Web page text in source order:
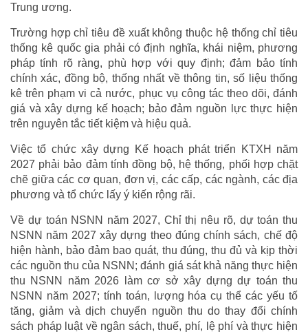
Trung ương.
Trường hợp chỉ tiêu đề xuất không thuộc hệ thống chỉ tiêu
thống kê quốc gia phải có định nghĩa, khái niệm, phương
pháp tính rõ ràng, phù hợp với quy định; đảm bảo tính
chính xác, đồng bộ, thống nhất về thông tin, số liệu thống
kê trên phạm vi cả nước, phục vụ công tác theo dõi, đánh
giá và xây dựng kế hoạch; bảo đảm nguồn lực thực hiện
trên nguyên tắc tiết kiệm và hiệu quả.
Việc tổ chức xây dựng Kế hoạch phát triển KTXH năm
2027 phải bảo đảm tính đồng bộ, hệ thống, phối hợp chặt
chẽ giữa các cơ quan, đơn vị, các cấp, các ngành, các địa
phương và tổ chức lấy ý kiến rộng rãi.
Về dự toán NSNN năm 2027, Chỉ thị nêu rõ, dự toán thu
NSNN năm 2027 xây dựng theo đúng chính sách, chế độ
hiện hành, bảo đảm bao quát, thu đúng, thu đủ và kịp thời
các nguồn thu của NSNN; đánh giá sát khả năng thực hiện
thu NSNN năm 2026 làm cơ sở xây dựng dự toán thu
NSNN năm 2027; tính toán, lượng hóa cụ thể các yếu tố
tăng, giảm và dịch chuyển nguồn thu do thay đổi chính
sách pháp luật về ngân sách, thuế, phí, lệ phí và thực hiện